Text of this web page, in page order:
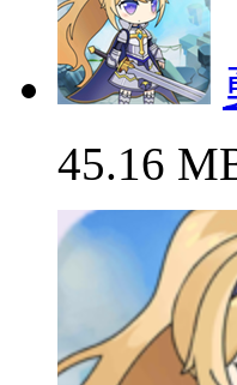
45.16